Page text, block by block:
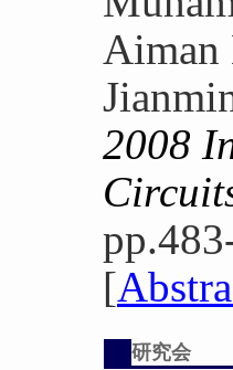
Aiman
2008
[
研究会